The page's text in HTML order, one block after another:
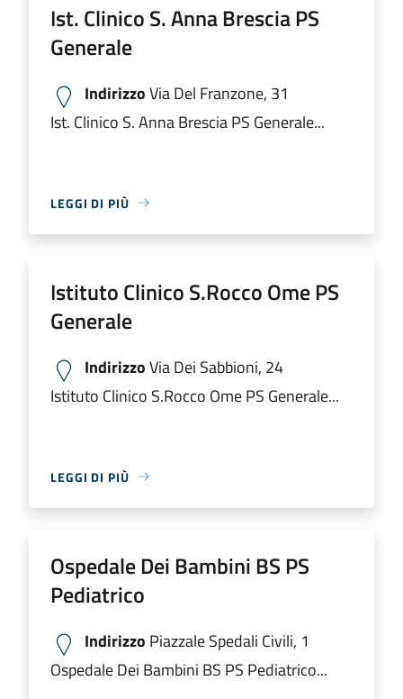
Ist. Clinico S. Anna Brescia PS
Generale
IndirizzoVia Del Franzone, 31
Ist. Clinico S. Anna Brescia PS Generale...
LEGGI DI PIÙ
Istituto Clinico S.Rocco Ome PS
Generale
IndirizzoVia Dei Sabbioni, 24
Istituto Clinico S.Rocco Ome PS Generale...
LEGGI DI PIÙ
Ospedale Dei Bambini BS PS
Pediatrico
Indirizzo Piazzale Spedali Civili, 1
Ospedale Dei Bambini BS PS Pediatrico...